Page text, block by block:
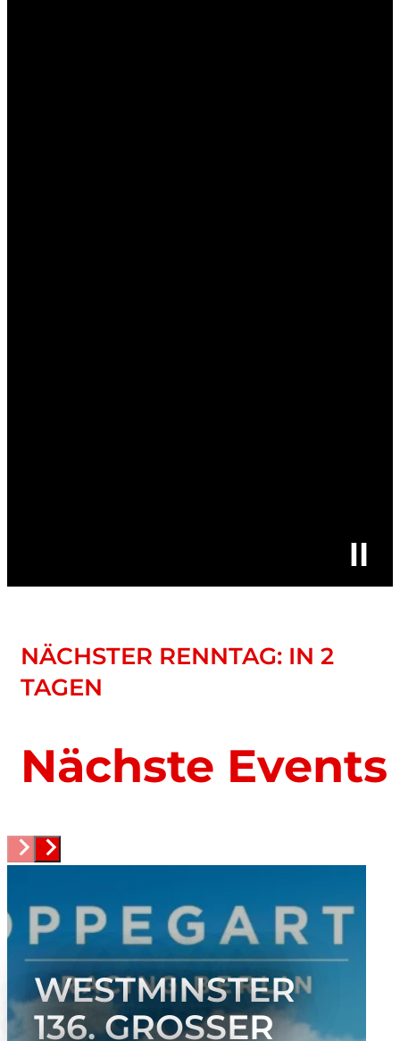
NÄCHSTER RENNTAG: IN 2
TAGEN
Nächste Events
WESTMINSTER
136. GROSSER P